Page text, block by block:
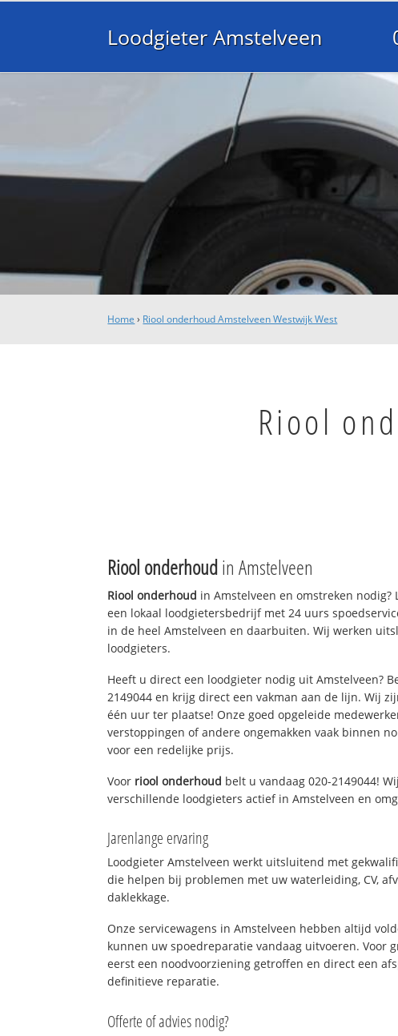
Loodgieter Amstelveen
Home › Riool onderhoud Amstelveen Westwijk West
Riool
Riool onderhoudin Amstelveen
Riool onderhoud in Amstelveen en omstreken nodig?
een lokaal loodgietersbedrijf met 24 uurs
in de heel Amstelveen en daarbuiten. Wij werken
loodgieters.
Heeft u direct een loodgieter nodig uit Amstelveen?
2149044 en krijg direct een vakman aan de lijn. Wij
één uur ter plaatse! Onze goed opgeleide
verstoppingen of andere ongemakken vaak binnen
voor een redelijke prijs.
Voor riool onderhoud belt u vandaag 020-2149044!
verschillende loodgieters actief in Amstelveen en
Jarenlange ervaring
Loodgieter Amstelveen werkt uitsluitend met
die helpen bij problemen met uw waterleiding, CV,
daklekkage.
Onze servicewagens in Amstelveen hebben altijd
kunnen uw spoedreparatie vandaag uitvoeren. Voor
eerst een noodvoorziening getroffen en direct een
definitieve reparatie.
Offerte of advies nodig?